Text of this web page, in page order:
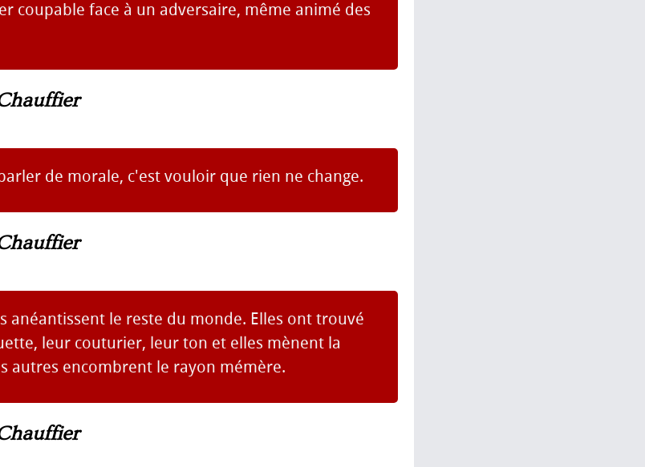
coupable face à un adversaire, même animé des
de morale, c'est vouloir que rien ne change.
anéantissent le reste du monde. Elles ont trouvé
leur couturier, leur ton et elles mènent la
autres encombrent le rayon mémère.